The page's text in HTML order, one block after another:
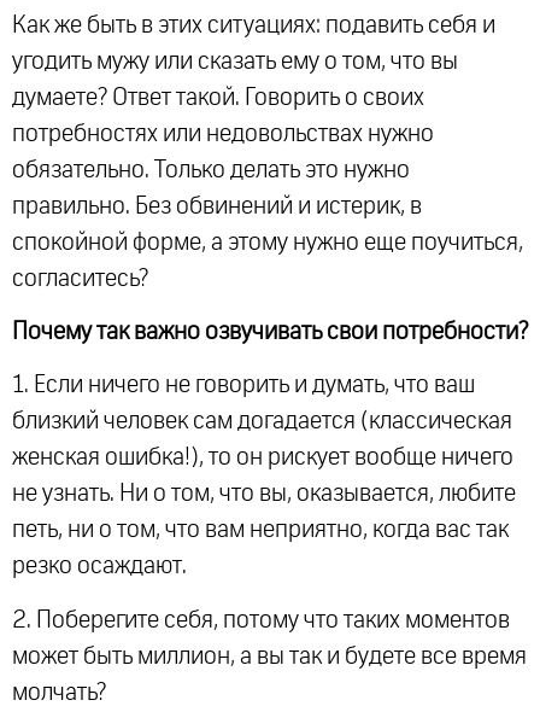
Как же быть в этих ситуациях: подавить себя и
угодить мужу или сказать ему о том, что вы
думаете? Ответ такой. Говорить о своих
потребностях или недовольствах нужно
обязательно. Только делать это нужно
правильно. Без обвинений и истерик, в
спокойной форме, а этому нужно еще поучиться,
согласитесь?
Почему так важно озвучивать свои потребности?
1. Если ничего не говорить и думать, что ваш
близкий человек сам догадается (классическая
женская ошибка!), то он рискует вообще ничего
не узнать. Ни о том, что вы, оказывается, любите
петь, ни о том, что вам неприятно, когда вас так
резко осаждают.
2. Поберегите себя, потому что таких моментов
может быть миллион, а вы так и будете все время
молчать?